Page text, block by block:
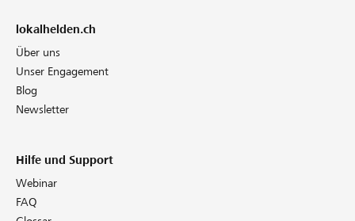
lokalhelden.ch
Über uns
Unser Engagement
Blog
Newsletter
Hilfe und Support
Webinar
FAQ